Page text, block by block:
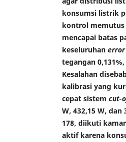
konsumsi listrik
kontrol
mencapai batas
keseluruhan error
tegangan
Kesalahan
kalibrasi yang
cepat sistem cut-
W, 432,15 W, dan
178, diikuti
aktif karena